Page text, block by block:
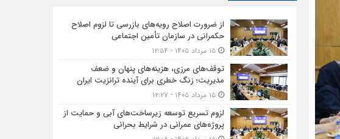
از ضرورت اصلاح رویه‌های بازرسی تا لزوم اصلاح
حکمرانی در سازمان تأمین اجتماعی
۱۵ مرداد ۱۴۰۵ - ۱۲:۵۴
توقف‌های مرزی، هزینه‌های پنهان و ضعف
مدیریت؛ زنگ خطری برای آینده ترانزیت ایران
۱۵ مرداد ۱۴۰۵ - ۱۲:۲۷
لزوم تسریع توسعه زیرساخت‌های آبی و حمایت از
پروژه‌های عمرانی در شرایط بحرانی